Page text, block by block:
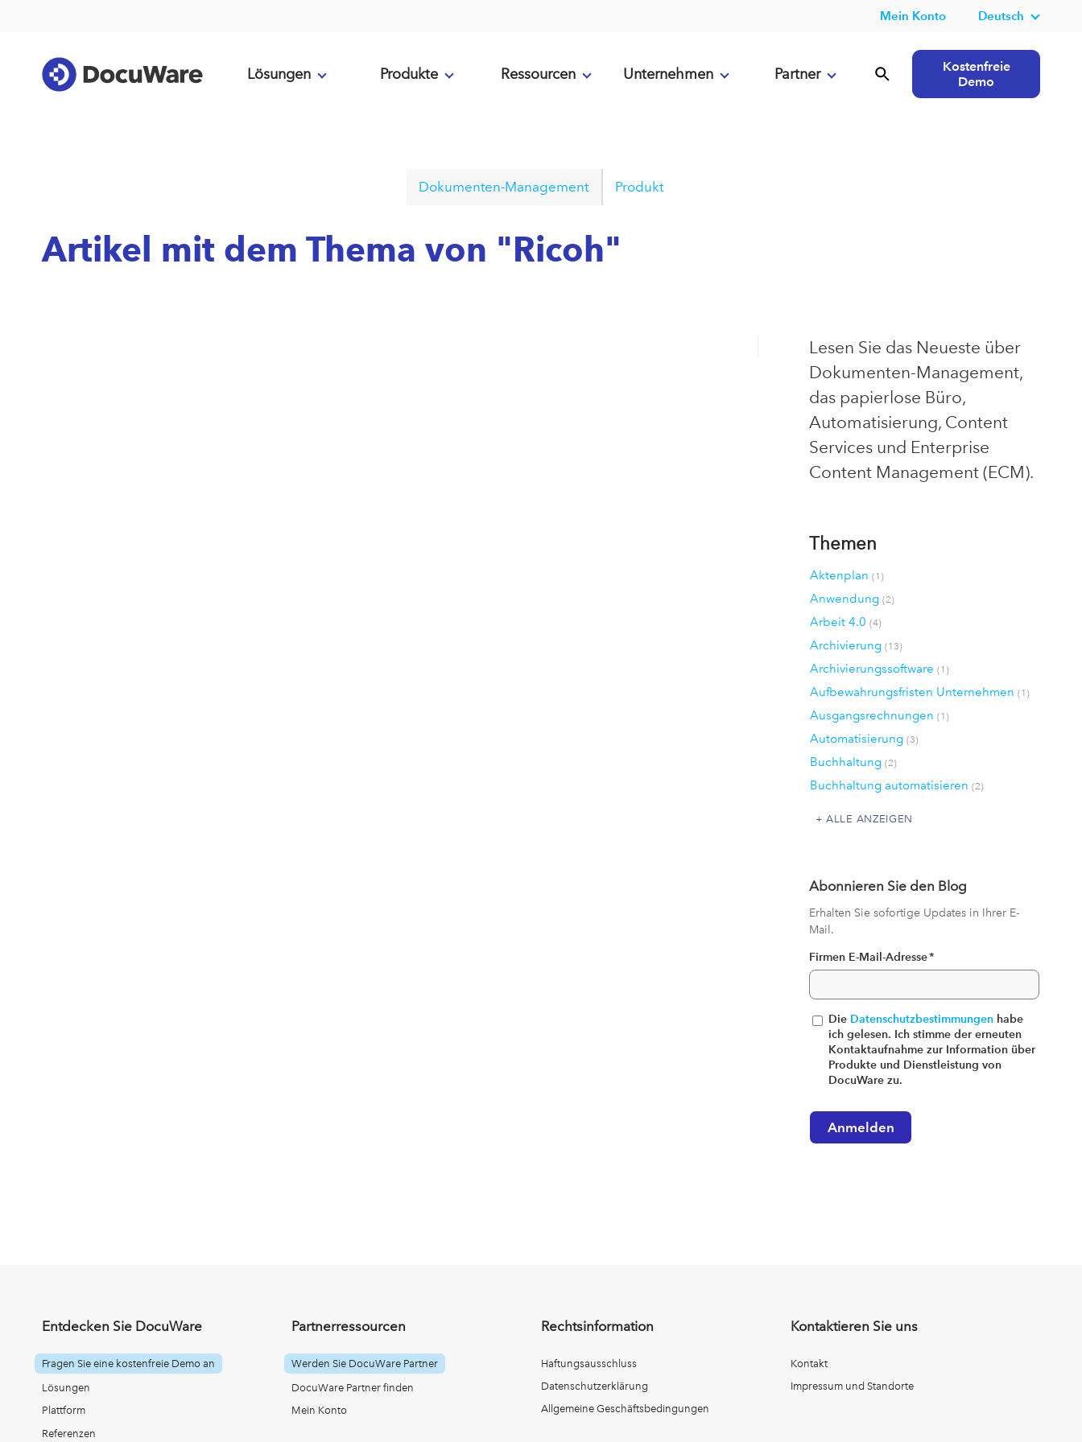
Mein Konto Deutsch
Lösungen Produkte Ressourcen Unternehmen Partner
Kostenfreie
Demo
Dokumenten-Management Produkt
Artikel mit dem Thema von "Ricoh"
Lesen Sie das Neueste über
Dokumenten-Management,
das papierlose Büro,
Automatisierung, Content
Services und Enterprise
Content Management (ECM).
Themen
Aktenplan(1)
Anwendung(2)
Arbeit 4.0(4)
Archivierung(13)
Archivierungssoftware(1)
Aufbewahrungsfristen Unternehmen(1)
Ausgangsrechnungen(1)
Automatisierung(3)
Buchhaltung(2)
Buchhaltung automatisieren(2)
ALLE ANZEIGEN
Abonnieren Sie den Blog
Erhalten Sie sofortige Updates in Ihrer E-
Mail.
Firmen E-Mail-Adresse*
Die Datenschutzbestimmungenhabe
ich gelesen. Ich stimme der erneuten
Kontaktaufnahme zur Information über
Produkte und Dienstleistung von
DocuWare zu.
Entdecken Sie DocuWare
Fragen Sie eine kostenfreie Demo an
Lösungen
Plattform
Referenzen
Partnerressourcen
Werden Sie DocuWare Partner
DocuWare Partner finden
Mein Konto
Rechtsinformation
Haftungsausschluss
Datenschutzerklärung
Allgemeine Geschäftsbedingungen
Kontaktieren Sie uns
Kontakt
Impressum und Standorte